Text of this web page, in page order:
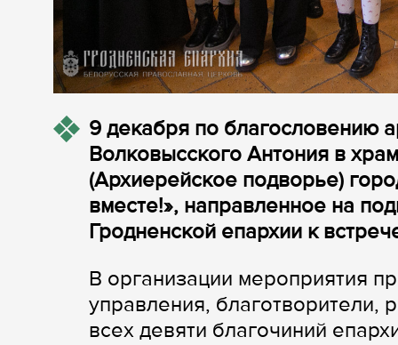
9 декабря по благословению
Волковысского Антония в
(Архиерейское подворье)
вместе!», направленное на
Гродненской епархии к
В организации мероприятия
управления, благотворители,
всех девяти благочиний